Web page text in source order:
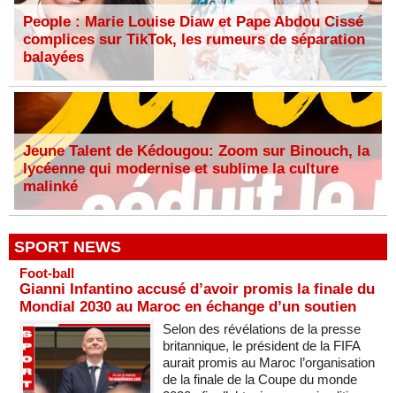
People : Marie Louise Diaw et Pape Abdou Cissé
complices sur TikTok, les rumeurs de séparation
balayées
Jeune Talent de Kédougou: Zoom sur Binouch, la
lycéenne qui modernise et sublime la culture
malinké
SPORT NEWS
Foot-ball
Gianni Infantino accusé d’avoir promis la finale du
Mondial 2030 au Maroc en échange d’un soutien
Selon des révélations de la presse
britannique, le président de la FIFA
aurait promis au Maroc l’organisation
de la finale de la Coupe du monde